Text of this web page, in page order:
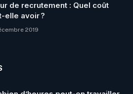
de recrutement : Quel coût
elle avoir ?
2019